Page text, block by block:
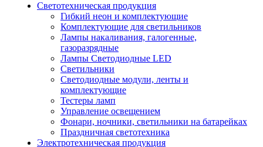
Светотехническая продукция
Гибкий неон и комплектующие
Комплектующие для светильников
Лампы накаливания, галогенные,
газоразрядные
Лампы Светодиодные LED
Светильники
Светодиодные модули, ленты и
комплектующие
Тестеры ламп
Управление освещением
Фонари, ночники, светильники на батарейках
Праздничная светотехника
Электротехническая продукция